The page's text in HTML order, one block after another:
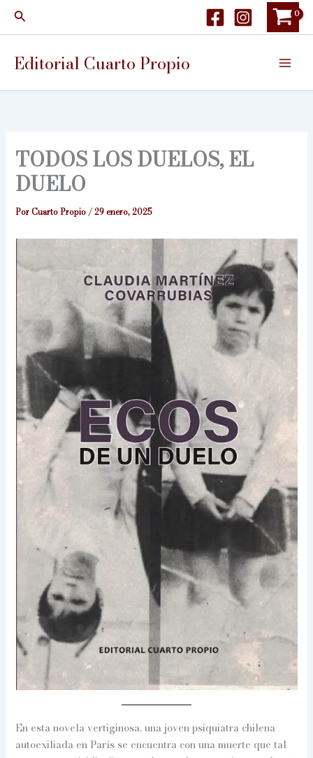
Buscar
Editorial Cuarto Propio
TODOS LOS DUELOS, EL
DUELO
PorCuarto Propio /29 enero, 2025
En esta novela vertiginosa, una joven psiquiatra chilena
autoexiliada en París se encuentra con una muerte que tal